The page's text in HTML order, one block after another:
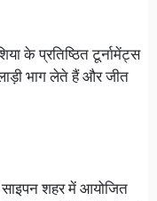
के प्रतिष्ठित टूर्नामेंट्स
भाग लेते हैं और जीत
के साइपन शहर में आयोजित